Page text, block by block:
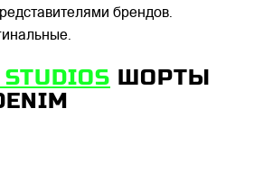
брендов.
ШОРТЫ